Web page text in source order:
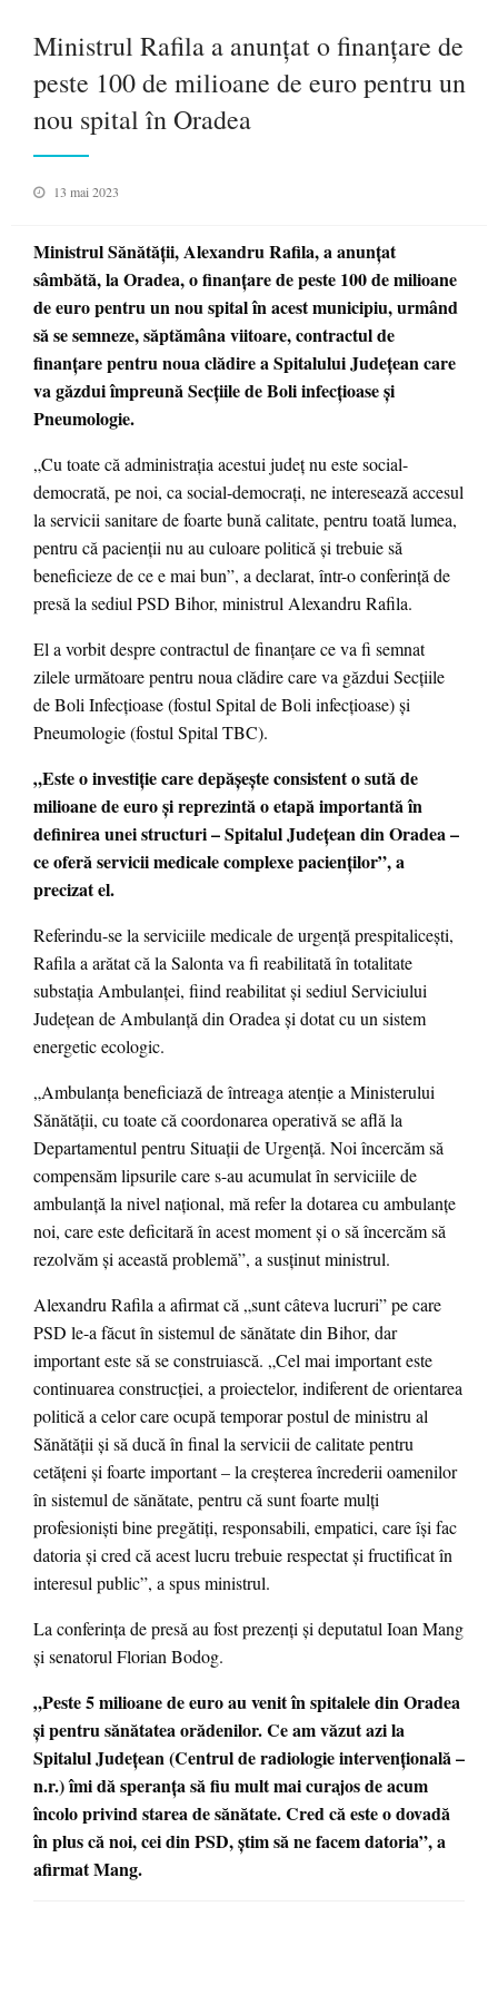
Ministrul Rafila a anunţat o finanţare de
peste 100 de milioane de euro pentru un
nou spital în Oradea
Posted
13 mai 2023
Ministrul Sănătăţii, Alexandru Rafila, a anunţat
sâmbătă, la Oradea, o finanţare de peste 100 de milioane
de euro pentru un nou spital în acest municipiu, urmând
să se semneze, săptămâna viitoare, contractul de
finanţare pentru noua clădire a Spitalului Judeţean care
va găzdui împreună Secţiile de Boli infecţioase şi
Pneumologie.
„Cu toate că administraţia acestui judeţ nu este social-
democrată, pe noi, ca social-democraţi, ne interesează accesul
la servicii sanitare de foarte bună calitate, pentru toată lumea,
pentru că pacienţii nu au culoare politică şi trebuie să
beneficieze de ce e mai bun”, a declarat, într-o conferinţă de
presă la sediul PSD Bihor, ministrul Alexandru Rafila.
El a vorbit despre contractul de finanţare ce va fi semnat
zilele următoare pentru noua clădire care va găzdui Secţiile
de Boli Infecţioase (fostul Spital de Boli infecţioase) şi
Pneumologie (fostul Spital TBC).
„Este o investiţie care depăşeşte consistent o sută de
milioane de euro şi reprezintă o etapă importantă în
definirea unei structuri – Spitalul Judeţean din Oradea –
ce oferă servicii medicale complexe pacienţilor”, a
precizat el.
Referindu-se la serviciile medicale de urgenţă prespitaliceşti,
Rafila a arătat că la Salonta va fi reabilitată în totalitate
substaţia Ambulanţei, fiind reabilitat şi sediul Serviciului
Judeţean de Ambulanţă din Oradea şi dotat cu un sistem
energetic ecologic.
„Ambulanţa beneficiază de întreaga atenţie a Ministerului
Sănătăţii, cu toate că coordonarea operativă se află la
Departamentul pentru Situaţii de Urgenţă. Noi încercăm să
compensăm lipsurile care s-au acumulat în serviciile de
ambulanţă la nivel naţional, mă refer la dotarea cu ambulanţe
noi, care este deficitară în acest moment şi o să încercăm să
rezolvăm şi această problemă”, a susţinut ministrul.
Alexandru Rafila a afirmat că „sunt câteva lucruri” pe care
PSD le-a făcut în sistemul de sănătate din Bihor, dar
important este să se construiască. „Cel mai important este
continuarea construcţiei, a proiectelor, indiferent de orientarea
politică a celor care ocupă temporar postul de ministru al
Sănătăţii şi să ducă în final la servicii de calitate pentru
cetăţeni şi foarte important – la creşterea încrederii oamenilor
în sistemul de sănătate, pentru că sunt foarte mulţi
profesionişti bine pregătiţi, responsabili, empatici, care îşi fac
datoria şi cred că acest lucru trebuie respectat şi fructificat în
interesul public”, a spus ministrul.
La conferinţa de presă au fost prezenţi şi deputatul Ioan Mang
şi senatorul Florian Bodog.
„Peste 5 milioane de euro au venit în spitalele din Oradea
şi pentru sănătatea orădenilor. Ce am văzut azi la
Spitalul Judeţean (Centrul de radiologie intervenţională –
n.r.) îmi dă speranţa să fiu mult mai curajos de acum
încolo privind starea de sănătate. Cred că este o dovadă
în plus că noi, cei din PSD, ştim să ne facem datoria”, a
afirmat Mang.